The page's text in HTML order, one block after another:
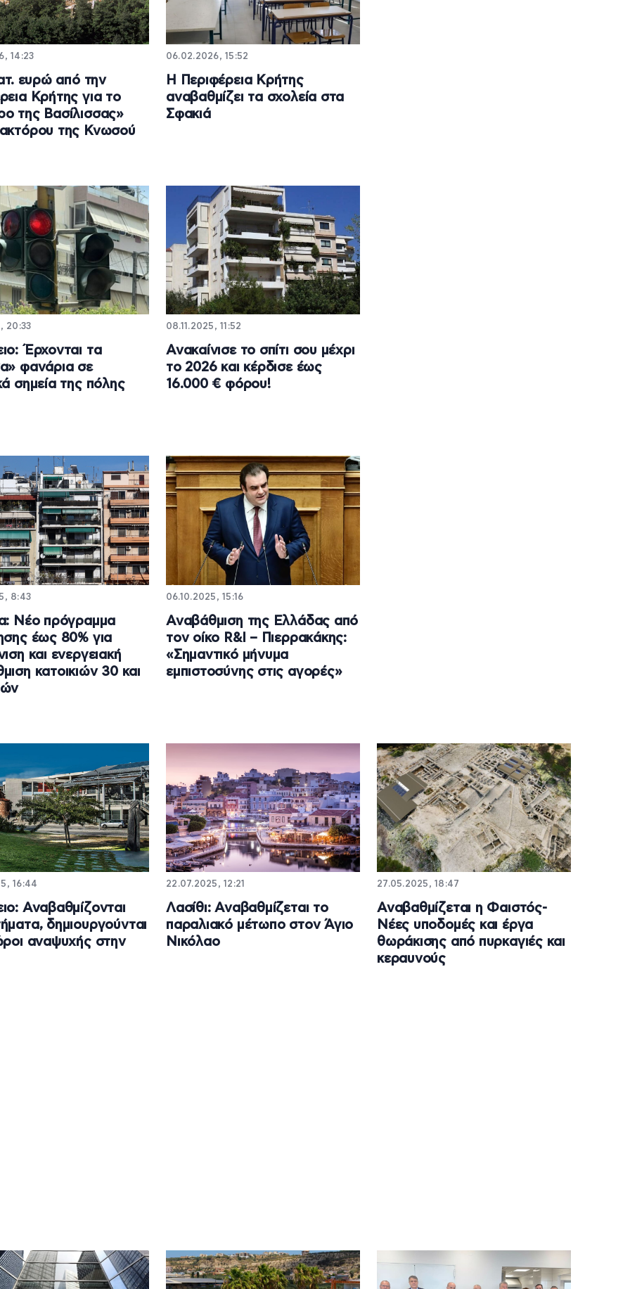
14:23
ευρώ από την
Κρήτης για το
της Βασίλισσας»
της Κνωσού
06.02.2026, 15:52
Η Περιφέρεια Κρήτης
αναβαθμίζει τα σχολεία στα
Σφακιά
20:33
Έρχονται τα
φανάρια σε
σημεία της πόλης
08.11.2025, 11:52
Ανακαίνισε το σπίτι σου μέχρι
το 2026 και κέρδισε έως
16.000 € φόρου!
8:43
Νέο πρόγραμμα
έως 80% για
και ενεργειακή
κατοικιών 30 και
06.10.2025, 15:16
Αναβάθμιση της Ελλάδας από
τον οίκο R&I – Πιερρακάκης:
«Σημαντικό μήνυμα
εμπιστοσύνης στις αγορές»
16:44
Αναβαθμίζονται
δημιουργούνται
αναψυχής στην
22.07.2025, 12:21
Λασίθι: Αναβαθμίζεται το
παραλιακό μέτωπο στον Άγιο
Νικόλαο
27.05.2025, 18:47
Αναβαθμίζεται η Φαιστός-
Νέες υποδομές και έργα
θωράκισης από πυρκαγιές και
κεραυνούς